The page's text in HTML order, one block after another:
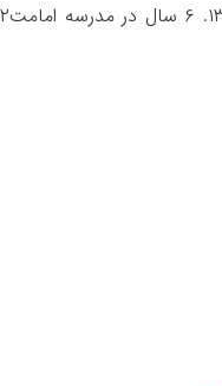
من فرزاد صادقی هستم، متولد ۶ تیر ۱۳۹۰. ۶ سال در مدرسه امامت۲